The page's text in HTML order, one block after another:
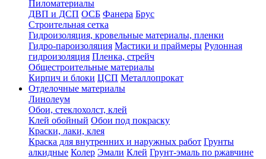
Пиломатериалы
ДВП и ДСП ОСБ Фанера Брус
Строительная сетка
Гидроизоляция, кровельные материалы, пленки
Гидро-пароизоляция Мастики и праймеры Рулонная
гидроизоляция Пленка, стрейч
Общестроительные материалы
Кирпич и блоки ЦСП Металлопрокат
Отделочные материалы
Линолеум
Обои, стеклохолст, клей
Клей обойный Обои под покраску
Краски, лаки, клея
Краска для внутренних и наружных работ Грунты
алкидные Колер Эмали Клей Грунт-эмаль по ржавчине